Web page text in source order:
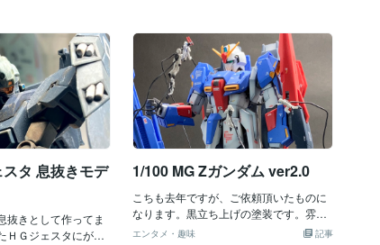
っていく、 という効果が得られます。 大
切な商談の場に、最強の相棒を携えてい
きませんか？ よろしければ以下のサービ
スも覗いてみて下さいね！
した。⸻写真 × ア
みがえるこのイラス
シーンをもとに水彩
ものです。そしてさ
365枚の家族写真で
ート作品」としても
から見ると絵画のよ
と、一枚一枚の写真
息づいているんで
」じゃなくてい
が、思い出じゃな
、何気ない笑い声、
の時間こそ、本当に
れをそっと支える私の腕。まるで絵本の1
ページのような、優しい時間でした。
⸻思い出は、形にしてこそ永遠にな
るスマホに眠ったままの写真たち。いつ
か見返すはずだった「日常の宝物」を、
世界にひとつだけのアート作品として残
すことで、家族の時間がもっと特別にな
ると感じています。⸻モザイクアー
トのご依頼について現在、ココナラにて
す。誕生日、記念日、母の日など、大切
な一瞬を未来に残すお手伝いができたら
嬉しいです。ご相談だけでも大歓迎で
タ 息抜きモデ
抜きとして作ってま
ＨＧジェスタにがっ
1/100 MG Zガンダム ver2.0
こちも去年ですが、ご依頼頂いたものに
なります。黒立ち上げの塗装です。雰囲
気を出すために付属していた台座を加工
記事
エンタメ・趣味